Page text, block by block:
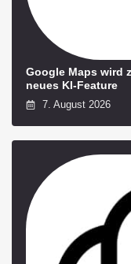
Google Maps wird
neues KI-Feature
7. August 2026